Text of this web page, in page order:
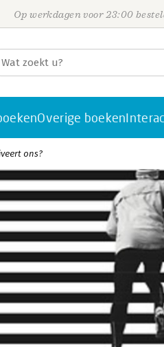
Op werkdagen voor 23:00
Overige boeken
ons?